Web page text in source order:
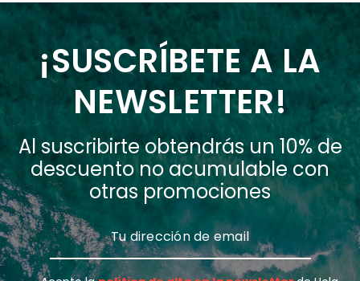
¡SUSCRÍBETE A LA
NEWSLETTER!
Al suscribirte obtendrás un 10% de
descuento no acumulable con
otras promociones